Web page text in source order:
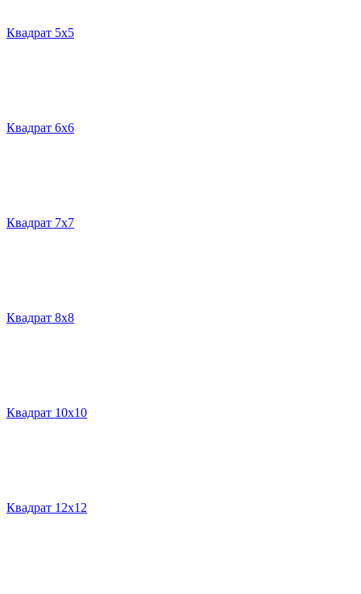
Квадрат 5х5
Квадрат 6х6
Квадрат 7х7
Квадрат 8х8
Квадрат 10х10
Квадрат 12х12